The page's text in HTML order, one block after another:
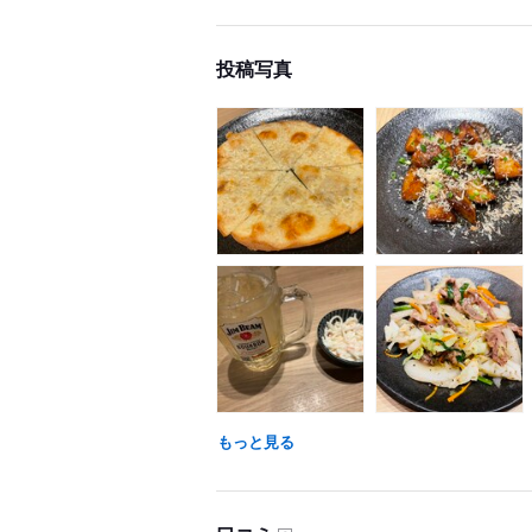
投稿写真
もっと見る